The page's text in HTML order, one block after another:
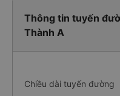
Thông tin tuyến
Thành A
Chiều dài tuyến đường